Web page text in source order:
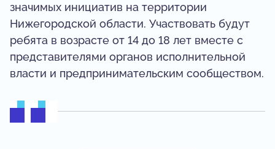
значимых инициатив на территории
Нижегородской области. Участвовать будут
ребята в возрасте от 14 до 18 лет вместе с
представителями органов исполнительной
власти и предпринимательским сообществом.